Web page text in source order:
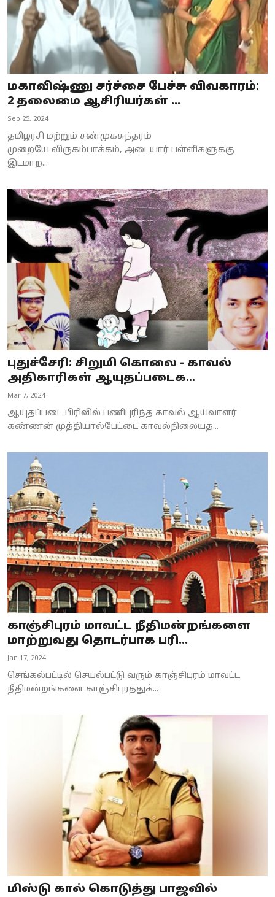
மகாவிஷ்ணு சர்ச்சை பேச்சு விவகாரம்:
2 தலைமை ஆசிரியர்கள் ...
Sep 25, 2024
தமிழரசி மற்றும் சண்முகசுந்தரம்
முறையே விருகம்பாக்கம், அடையார் பள்ளிகளுக்கு
இடமாற...
புதுச்சேரி: சிறுமி கொலை - காவல்
அதிகாரிகள் ஆயுதப்படைக...
Mar 7, 2024
ஆயுதப்படை பிரிவில் பணிபுரிந்த காவல் ஆய்வாளர்
கண்ணன் முத்தியால்பேட்டை காவல்நிலையத...
காஞ்சிபுரம் மாவட்ட நீதிமன்றங்களை
மாற்றுவது தொடர்பாக பரி...
Jan 17, 2024
செங்கல்பட்டில் செயல்பட்டு வரும் காஞ்சிபுரம் மாவட்ட
நீதிமன்றங்களை காஞ்சிபுரத்துக்...
மிஸ்டு கால் கொடுத்து பாஜவில்